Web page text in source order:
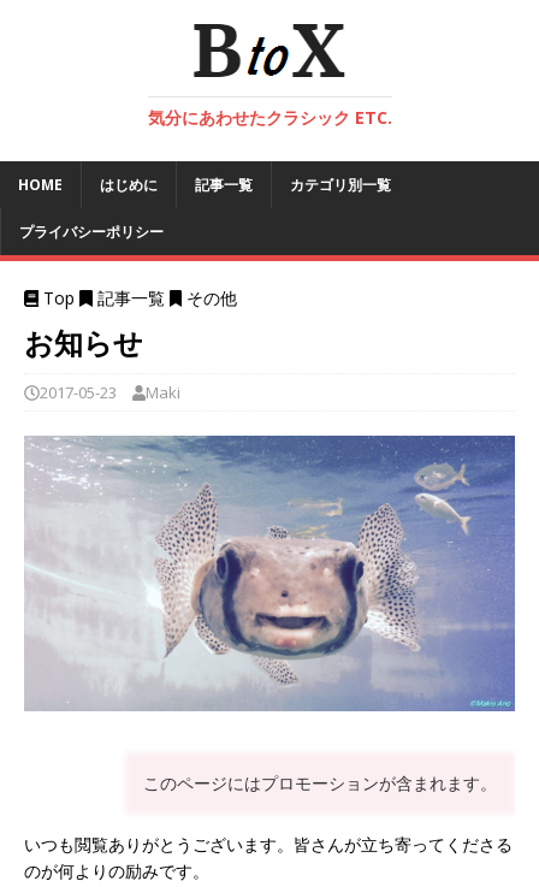
気分にあわせたクラシック ETC.
HOME はじめに 記事一覧 カテゴリ別一覧
プライバシーポリシー
Top 記事一覧 その他
お知らせ
2017-05-23 Maki
このページにはプロモーションが含まれます。
いつも閲覧ありがとうございます。皆さんが立ち寄ってくださる
のが何よりの励みです。